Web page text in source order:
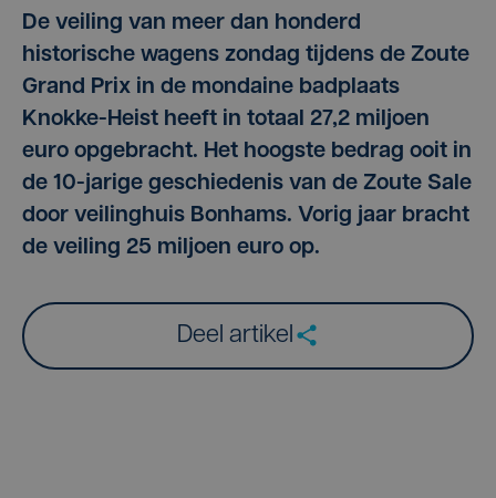
De veiling van meer dan honderd
historische wagens zondag tijdens de Zoute
Grand Prix in de mondaine badplaats
Knokke-Heist heeft in totaal 27,2 miljoen
euro opgebracht. Het hoogste bedrag ooit in
de 10-jarige geschiedenis van de Zoute Sale
door veilinghuis Bonhams. Vorig jaar bracht
de veiling 25 miljoen euro op.
Deel artikel